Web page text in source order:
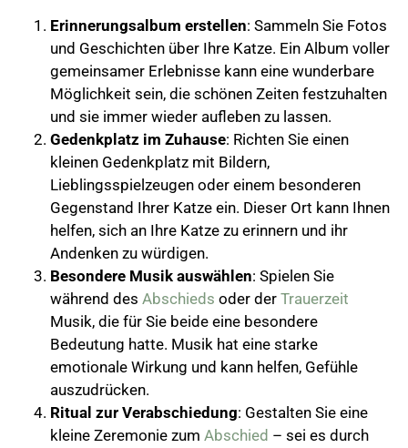
Erinnerungsalbum erstellen: Sammeln Sie Fotos
und Geschichten über Ihre Katze. Ein Album voller
gemeinsamer Erlebnisse kann eine wunderbare
Möglichkeit sein, die schönen Zeiten festzuhalten
und sie immer wieder aufleben zu lassen.
Gedenkplatz im Zuhause: Richten Sie einen
kleinen Gedenkplatz mit Bildern,
Lieblingsspielzeugen oder einem besonderen
Gegenstand Ihrer Katze ein. Dieser Ort kann Ihnen
helfen, sich an Ihre Katze zu erinnern und ihr
Andenken zu würdigen.
Besondere Musik auswählen: Spielen Sie
während des Abschieds oder der Trauerzeit
Musik, die für Sie beide eine besondere
Bedeutung hatte. Musik hat eine starke
emotionale Wirkung und kann helfen, Gefühle
auszudrücken.
Ritual zur Verabschiedung: Gestalten Sie eine
kleine Zeremonie zum Abschied – sei es durch